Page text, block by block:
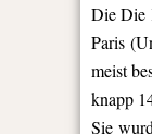
Die Die
Paris
meist
knapp
Sie